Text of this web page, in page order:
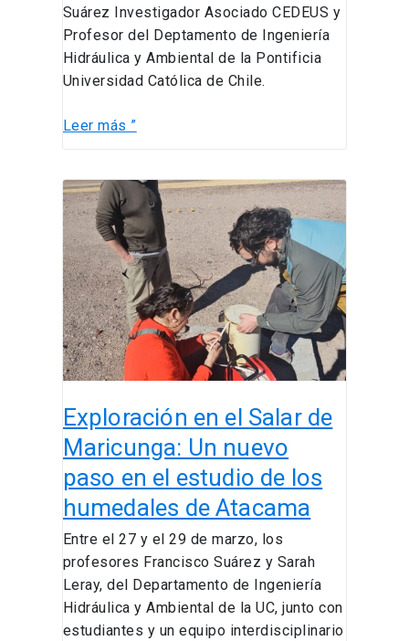
Suárez Investigador Asociado CEDEUS y
Profesor del Deptamento de Ingeniería
Hidráulica y Ambiental de la Pontificia
Universidad Católica de Chile.
Leer más ”
Exploración en el Salar de
Maricunga: Un nuevo
paso en el estudio de los
humedales de Atacama
Entre el 27 y el 29 de marzo, los
profesores Francisco Suárez y Sarah
Leray, del Departamento de Ingeniería
Hidráulica y Ambiental de la UC, junto con
estudiantes y un equipo interdisciplinario
Exploración
en
el
Salar
de
Maricunga:
Un
nuevo
paso
el
estudio
de
los
humedales
de
Atacama